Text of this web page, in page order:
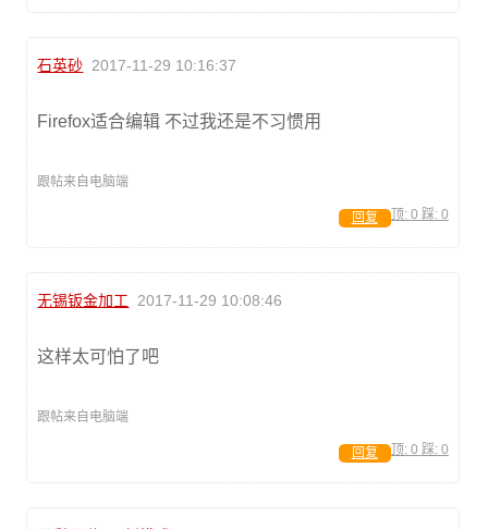
石英砂 2017-11-29 10:16:37
Firefox适合编辑 不过我还是不习惯用
跟帖来自电脑端
顶: 0 踩: 0
回复
无锡钣金加工 2017-11-29 10:08:46
这样太可怕了吧
跟帖来自电脑端
顶: 0 踩: 0
回复